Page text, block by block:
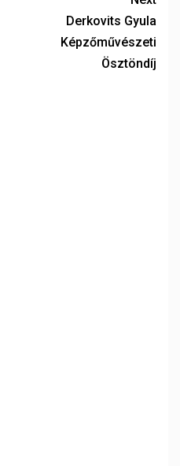
Derkovits Gyula
Képzőművészeti
Ösztöndíj